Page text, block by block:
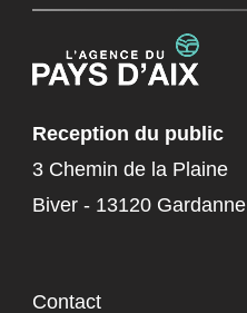
Reception du public
3 Chemin de la Plaine
Biver - 13120 Gardanne
Contact